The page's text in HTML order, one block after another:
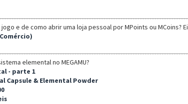
e de como abrir uma loja pessoal por MPoints ou MCoins?
elemental no MEGAMU?
- parte 1
Capsule & Elemental Powder